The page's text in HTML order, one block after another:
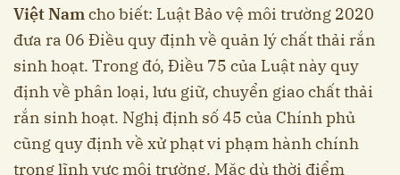
Việt Namcho biết: Luật Bảo vệ môi trường 2020
đưa ra 06 Điều quy định về quản lý chất thải rắn
sinh hoạt. Trong đó, Điều 75 của Luật này quy
định về phân loại, lưu giữ, chuyển giao chất thải
rắn sinh hoạt. Nghị định số 45 của Chính phủ
cũng quy định về xử phạt vi phạm hành chính
trong lĩnh vực môi trường. Mặc dù thời điểm